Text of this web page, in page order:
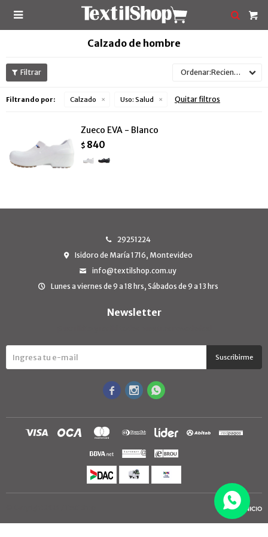

Calzado de hombre
Recientes
Filtrando por: Calzado Uso: Salud Quitar filtros
Zueco EVA - Blanco
$ 840
29251224
Isidoro de María 1716, Montevideo
info@textilshop.com.uy
Lunes a viernes de 9 a 18 hrs, Sábados de 9 a 13 hrs
Newsletter
Suscribirme
  